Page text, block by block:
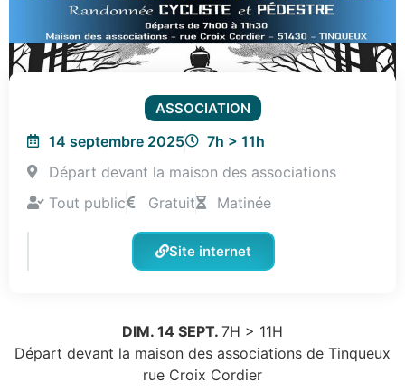
ASSOCIATION
14 septembre 2025
7h > 11h
Départ devant la maison des associations
Tout public
Gratuit Matinée
Site internet
DIM. 14 SEPT. 7H > 11H
Départ devant la maison des associations de Tinqueux
rue Croix Cordier